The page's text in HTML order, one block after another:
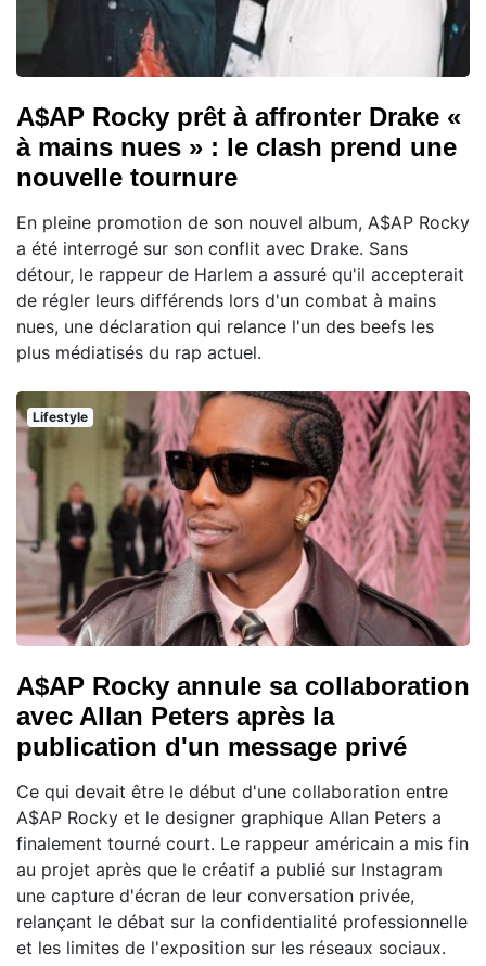
A$AP Rocky prêt à affronter Drake «
à mains nues » : le clash prend une
nouvelle tournure
En pleine promotion de son nouvel album, A$AP Rocky
a été interrogé sur son conflit avec Drake. Sans
détour, le rappeur de Harlem a assuré qu'il accepterait
de régler leurs différends lors d'un combat à mains
nues, une déclaration qui relance l'un des beefs les
plus médiatisés du rap actuel.
Lifestyle
A$AP Rocky annule sa collaboration
avec Allan Peters après la
publication d'un message privé
Ce qui devait être le début d'une collaboration entre
A$AP Rocky et le designer graphique Allan Peters a
finalement tourné court. Le rappeur américain a mis fin
au projet après que le créatif a publié sur Instagram
une capture d'écran de leur conversation privée,
relançant le débat sur la confidentialité professionnelle
et les limites de l'exposition sur les réseaux sociaux.